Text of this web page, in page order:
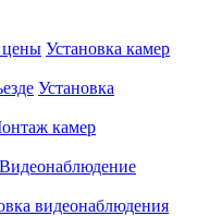
Установка камер
Установка
камер
Видеонаблюдение
видеонаблюдения